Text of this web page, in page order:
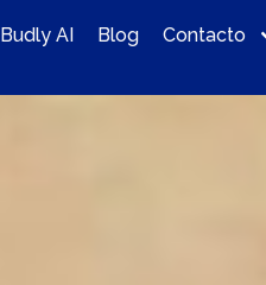
Budly AI Blog
Contacto